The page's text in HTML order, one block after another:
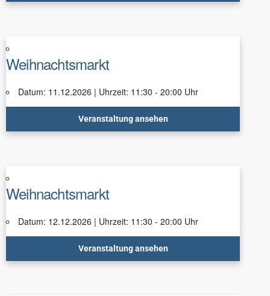
Weihnachtsmarkt
Datum: 11.12.2026 | Uhrzeit: 11:30 - 20:00 Uhr
Veranstaltung ansehen
Weihnachtsmarkt
Datum: 12.12.2026 | Uhrzeit: 11:30 - 20:00 Uhr
Veranstaltung ansehen